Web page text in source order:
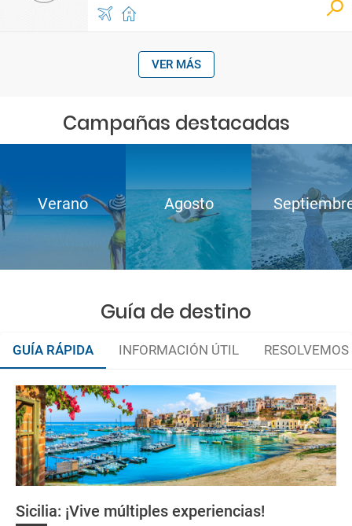
VER MÁS
Campañas destacadas
Verano Agosto
Guía de destino
GUÍA RÁPIDA INFORMACIÓN ÚTIL
Sicilia: ¡Vive múltiples experiencias!
Organiza tu viaje
Documentación
¿Cómo llegar?
Asistencia sanitaria
Moneda y tarjetas
La documentación de tu reserva te será enviada por mail en el
momento que el pago de la reserva esté realizado completamente.
Respecto a las tarjetas de embarque, casi todas las compañías aéreas
tienen ya todos sus billetes electrónicos por lo que podrás obtenerlas
in por su web.